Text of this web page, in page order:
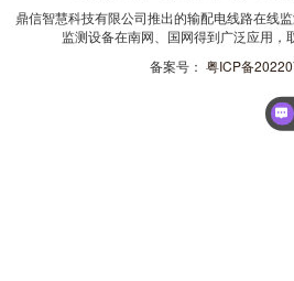
鼎信智慧科技有限公司推出的输配电线路在线
监测设备在南网、国网得到广泛应用，
备案号： 粤ICP备